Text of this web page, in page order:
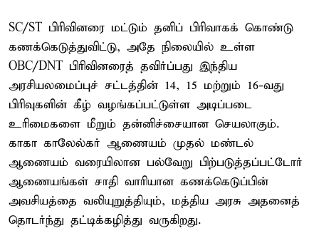
SC/ST பிரிவினரை மட்டும் தனிப் பிரிவாகக் கொண்டு
கணக்கெடுத்துவிட்டு, அதே நிலையில் உள்ள
OBC/DNT பிரிவினரைத் தவிர்ப்பது இந்திய
அரசியலமைப்புச் சட்டத்தின் 14, 15 மற்றும் 16-வது
பிரிவுகளின் கீழ் வழங்கப்பட்டுள்ள அடிப்படை
உரிமைகளை மீறும் தன்னிச்சையான செயலாகும்.
காகா காலேல்கர் ஆணையம் முதல் மண்டல்
ஆணையம் வரையிலான பல்வேறு பிற்படுத்தப்பட்டோர்
ஆணையங்கள் சாதி வாரியான கணக்கெடுப்பின்
அவசியத்தை வலியுறுத்தியும், மத்திய அரசு அதனைத்
தொடர்ந்து தட்டிக்கழித்து வருகிறது.